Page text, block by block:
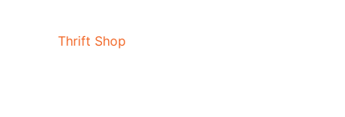
Thrift Shop